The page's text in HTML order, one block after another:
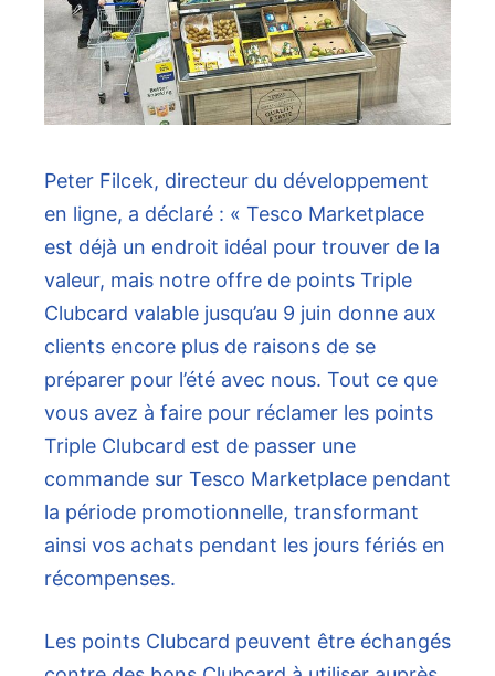
Peter Filcek, directeur du développement
en ligne, a déclaré : « Tesco Marketplace
est déjà un endroit idéal pour trouver de la
valeur, mais notre offre de points Triple
Clubcard valable jusqu’au 9 juin donne aux
clients encore plus de raisons de se
préparer pour l’été avec nous. Tout ce que
vous avez à faire pour réclamer les points
Triple Clubcard est de passer une
commande sur Tesco Marketplace pendant
la période promotionnelle, transformant
ainsi vos achats pendant les jours fériés en
récompenses.
Les points Clubcard peuvent être échangés